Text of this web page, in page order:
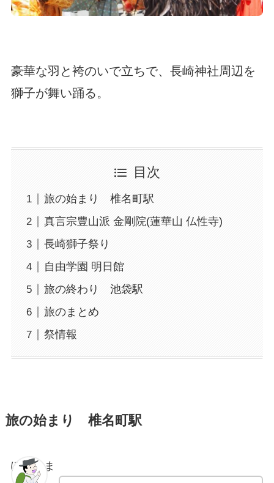
豪華な羽と袴のいで立ちで、長崎神社周辺を
獅子が舞い踊る。
目次
旅の始まり 椎名町駅
真言宗豊山派 金剛院(蓮華山 仏性寺)
長崎獅子祭り
自由学園 明日館
旅の終わり 池袋駅
旅のまとめ
祭情報
旅の始まり 椎名町駅
ぽちゃま